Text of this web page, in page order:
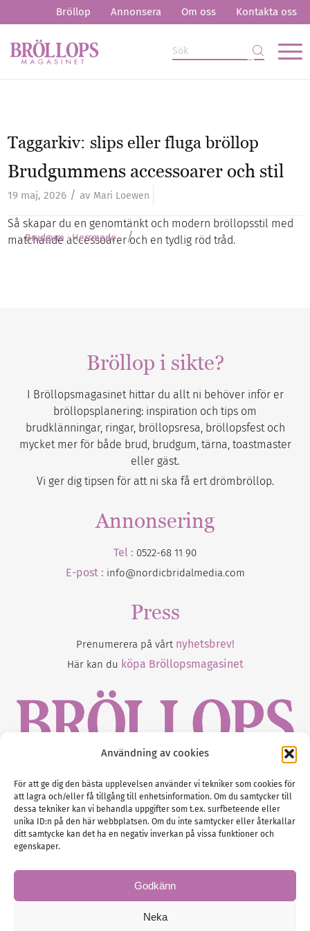
Användning av cookies
För att ge dig den bästa upplevelsen använder vi tekniker som cookies för
att lagra och/eller få tillgång till enhetsinformation. Om du samtycker till
dessa tekniker kan vi behandla uppgifter som t.ex. surfbeteende eller
unika ID:n på den här webbplatsen. Om du inte samtycker eller återkallar
ditt samtycke kan det ha en negativ inverkan på vissa funktioner och
egenskaper.
Godkänn
Neka
Bröllop Annonsera Om oss Kontakta oss
Taggarkiv:slips eller fluga bröllop
Brudgummens accessoarer och stil
19 maj, 2026 / av Mari Loewen
Så skapar du en genomtänkt och modern bröllopsstil med
matchande accessoarer och en tydlig röd tråd.
Brudgum Herrmode /
Bröllop i sikte?
I Bröllopsmagasinet hittar du allt ni behöver inför er
bröllopsplanering: inspiration och tips om
brudklänningar, ringar, bröllopsresa, bröllopsfest och
mycket mer för både brud, brudgum, tärna, toastmaster
eller gäst.
Vi ger dig tipsen för att ni ska få ert drömbröllop.
Annonsering
Tel : 0522-68 11 90
E-post : info@nordicbridalmedia.com
Press
Prenumerera på vårt nyhetsbrev!
Här kan du köpa Bröllopsmagasinet
Gustaf Mattssons väg 2, 451 50 Uddevalla
Tel :0522-68 11 90
E-post:info@nordicbridalmedia.com